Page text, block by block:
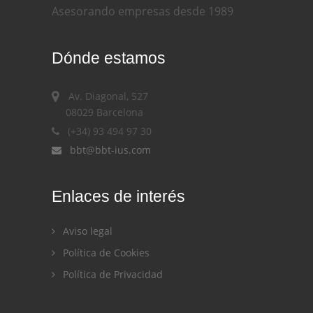
Asesorando empresas desde 1989
Dónde estamos
Av. Diagonal, 527
08029 Barcelona
(+34) 93 494 97 30
bbt@bbt-ius.com
Enlaces de interés
Aviso legal
Política de Cookies
Política de Privacidad